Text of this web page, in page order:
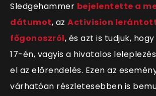
Sledgehammer bejelentette a
dátumot, az Activision
főgonoszról, és azt is tudjuk, hogy
17-én, vagyis a hivatalos
el az előrendelés. Ezen az
várhatóan részletesebben is